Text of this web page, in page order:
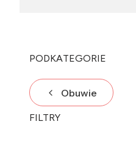
PODKATEGORIE
Obuwie
FILTRY